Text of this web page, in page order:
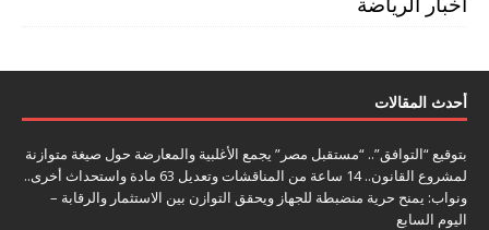
أحدث المقالات
بتوقيع “التوافق”.. “مستقبل مصر” يجمع الأغلبية والمعارضة حول صيغة متوازنة
لمشروع القانون.. 14 ساعة من المناقشات وتعديل 63 مادة واستحداث أخرى..
ونواب: يمنح حرية منضبطة للجهاز ويحقق التوازن بين الاستثمار والرقابة –
اليوم السابع